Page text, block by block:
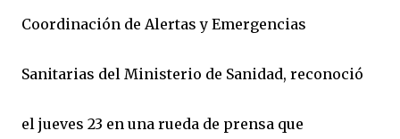
Coordinación de Alertas y Emergencias
Sanitarias del Ministerio de Sanidad, reconoció
el jueves 23 en una rueda de prensa que